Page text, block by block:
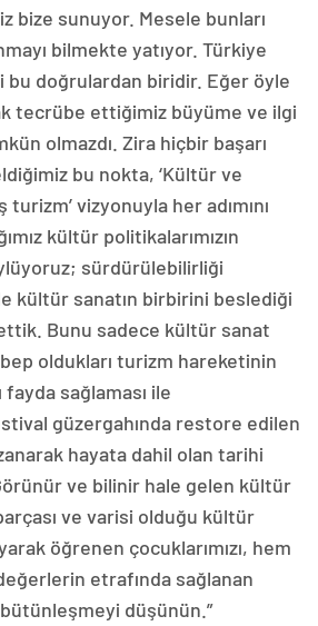
bize sunuyor. Mesele bunları
bilmekte yatıyor. Türkiye
bu doğrulardan biridir. Eğer öyle
tecrübe ettiğimiz büyüme ve ilgi
olmazdı. Zira hiçbir başarı
bu nokta, ‘Kültür ve
vizyonuyla her adımını
kültür politikalarımızın
sürdürülebilirliği
kültür sanatın birbirini beslediği
Bunu sadece kültür sanat
oldukları turizm hareketinin
fayda sağlaması ile
güzergahında restore edilen
hayata dahil olan tarihi
ve bilinir hale gelen kültür
ve varisi olduğu kültür
öğrenen çocuklarımızı, hem
etrafında sağlanan
düşünün.”